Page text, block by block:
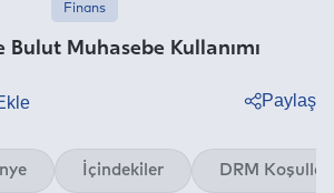
Bulut Muhasebe Kullanımı
Finans
Paylaş
Twitter
İçindekiler DRM Koşulları